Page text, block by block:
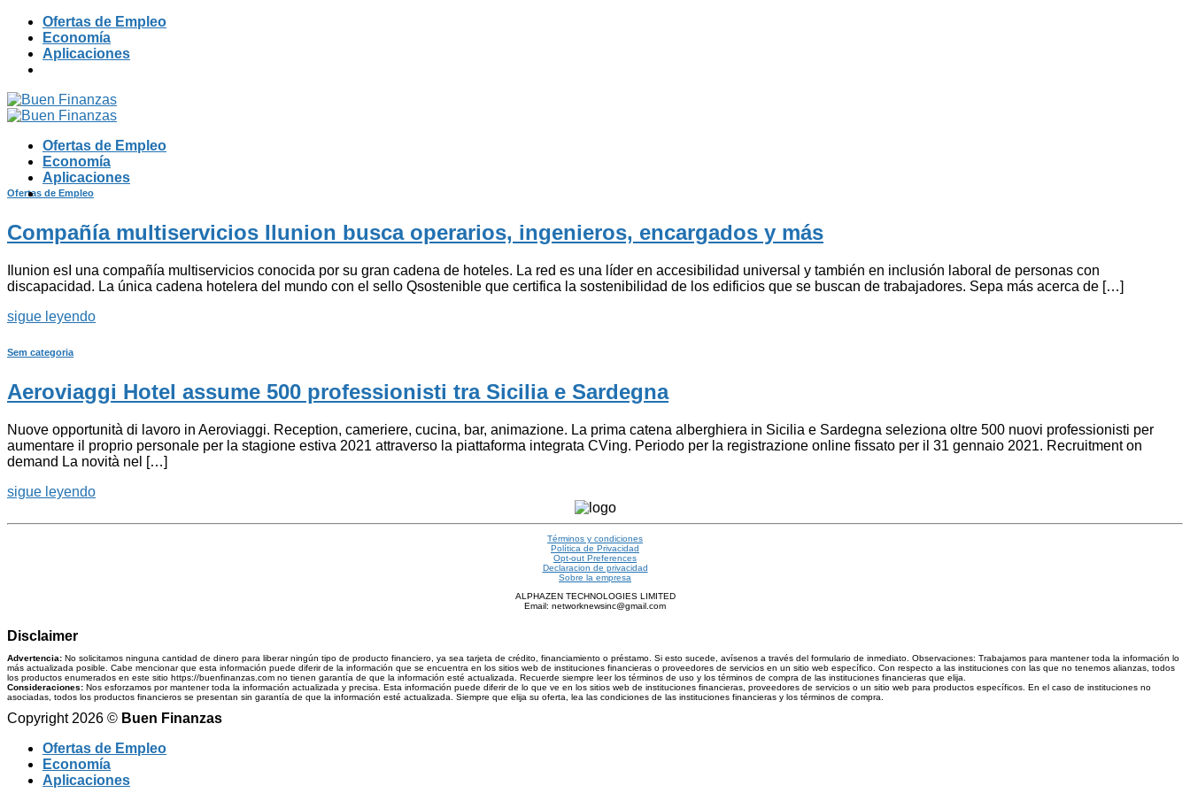
Skip
content
Ofertas de Empleo
Economía
Aplicaciones
Ofertas de Empleo
Economía
Aplicaciones
Ofertas de Empleo
Compañía multiservicios Ilunion busca operarios, ingenieros, encargados y más
Ilunion esI una compañía multiservicios conocida por su gran cadena de hoteles. La red es una líder en accesibilidad universal y también en inclusión laboral de personas con
discapacidad. La única cadena hotelera del mundo con el sello Qsostenible que certifica la sostenibilidad de los edificios que se buscan de trabajadores. Sepa más acerca de […]
sigue leyendo
Sem categoria
Aeroviaggi Hotel assume 500 professionisti tra Sicilia e Sardegna
Nuove opportunità di lavoro in Aeroviaggi. Reception, cameriere, cucina, bar, animazione. La prima catena alberghiera in Sicilia e Sardegna seleziona oltre 500 nuovi professionisti per
aumentare il proprio personale per la stagione estiva 2021 attraverso la piattaforma integrata CVing. Periodo per la registrazione online fissato per il 31 gennaio 2021. Recruitment on
demand La novità nel […]
sigue leyendo
Términos y condiciones
Política de Privacidad
Opt-out Preferences
Declaracion de privacidad
Sobre la empresa
ALPHAZEN TECHNOLOGIES LIMITED
Email: networknewsinc@gmail.com
Disclaimer
Advertencia: No solicitamos ninguna cantidad de dinero para liberar ningún tipo de producto financiero, ya sea tarjeta de crédito, financiamiento o préstamo. Si esto sucede, avísenos a través del formulario de inmediato. Observaciones: Trabajamos para mantener toda la información lo
más actualizada posible. Cabe mencionar que esta información puede diferir de la información que se encuentra en los sitios web de instituciones financieras o proveedores de servicios en un sitio web específico. Con respecto a las instituciones con las que no tenemos alianzas, todos
los productos enumerados en este sitio https://buenfinanzas.com no tienen garantía de que la información esté actualizada. Recuerde siempre leer los términos de uso y los términos de compra de las instituciones financieras que elija.
Consideraciones: Nos esforzamos por mantener toda la información actualizada y precisa. Esta información puede diferir de lo que ve en los sitios web de instituciones financieras, proveedores de servicios o un sitio web para productos específicos. En el caso de instituciones no
asociadas, todos los productos financieros se presentan sin garantía de que la información esté actualizada. Siempre que elija su oferta, lea las condiciones de las instituciones financieras y los términos de compra.
Copyright 2026 © Buen Finanzas
Ofertas de Empleo
Economía
Aplicaciones